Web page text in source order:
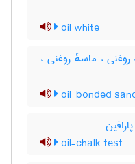
oil white
، ماسهٔ روغنی ،
oil-bonded
oil-chalk test